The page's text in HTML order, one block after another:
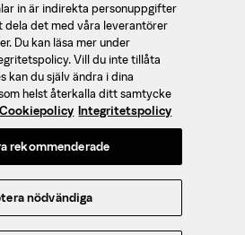
Booli
Om oss
Jobba med oss
Integritet
Cookies
Hantera cookies
Integritetspolicy
Användarvillkor
in är indirekta personuppgifter
dela det med våra leverantörer
Du kan läsa mer under
Vill du inte tillåta
kan du själv ändra i dina
helst återkalla ditt samtycke
Cookiepolicy Integritetspolicy
nödvändiga
rekommenderade